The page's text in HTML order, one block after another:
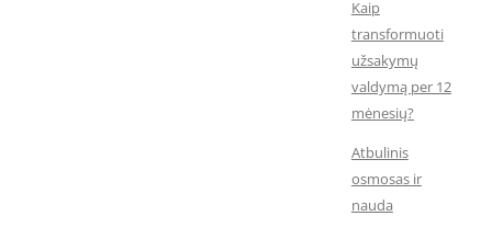
Kaip
transformuoti
užsakymų
valdymą per 12
mėnesių?
Atbulinis
osmosas ir
nauda